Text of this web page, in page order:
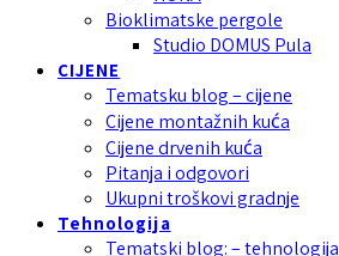
Bioklimatske pergole
Studio DOMUS Pula
CIJENE
Tematsku blog – cijene
Cijene montažnih kuća
Cijene drvenih kuća
Pitanja i odgovori
Ukupni troškovi gradnje
Tehnologija
Tematski blog: – tehnologija